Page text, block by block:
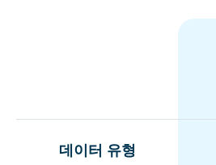
독일
데이터 유형